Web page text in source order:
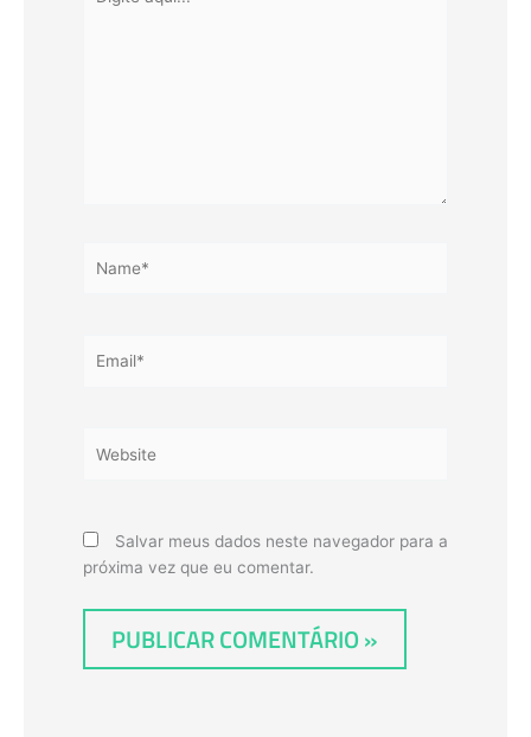
aqui...
Salvar meus dados neste navegador para a
próxima vez que eu comentar.